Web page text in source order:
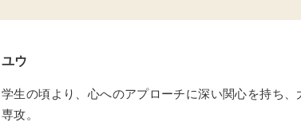
ユウ
学生の頃より、心へのアプローチに深い関心を持ち、
専攻。